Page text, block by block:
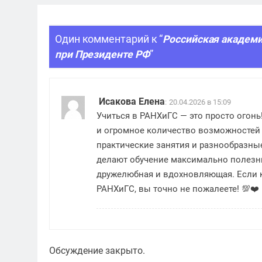
Один комментарий к “Российская
при Президенте РФ”
Исакова Елена: 20.04.2026 в 15:09
Учиться в РАНХиГС — это просто
и огромное количество
практические занятия и
делают обучение максимально
дружелюбная и вдохновляющая. Если
РАНХиГС, вы точно не пожалеете! 💯❤️
Обсуждение закрыто.